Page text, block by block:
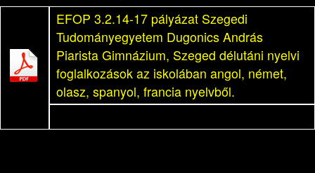
EFOP 3.2.14-17 pályázat Szegedi
Tudományegyetem Dugonics András
Piarista Gimnázium, Szeged délutáni nyelvi
foglalkozások az iskolában angol, német,
olasz, spanyol, francia nyelvből.